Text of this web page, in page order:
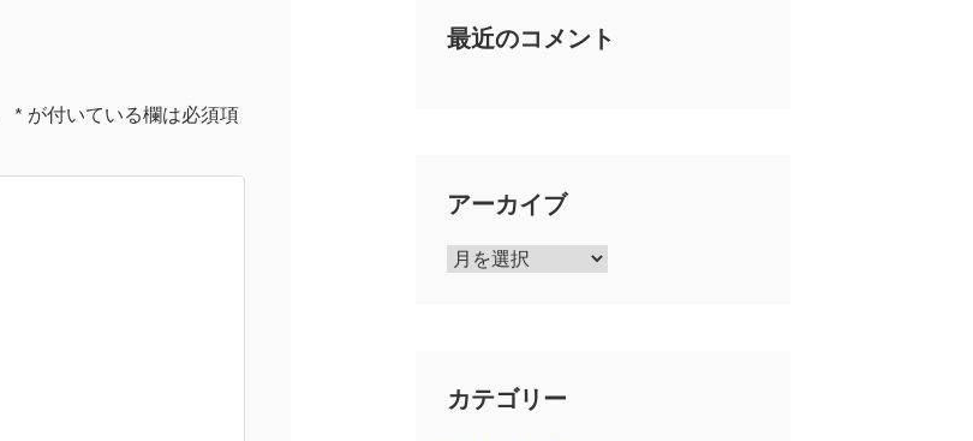
* が付いている欄は必須項
最近のコメント
アーカイブ
ア
カテゴリー